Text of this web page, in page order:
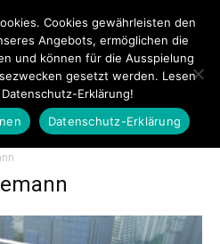
Touristiknews.de
Cookies gewährleisten den
Angebots, ermöglichen die
und können für die Ausspielung
gesetzt werden. Lesen
Erklärung!
Datenschutz-Erklärung